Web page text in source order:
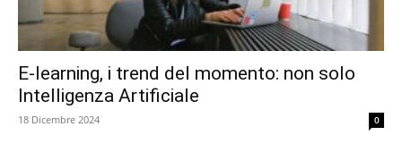
E-learning, i trend del momento: non solo
Intelligenza Artificiale
18 Dicembre 2024 0